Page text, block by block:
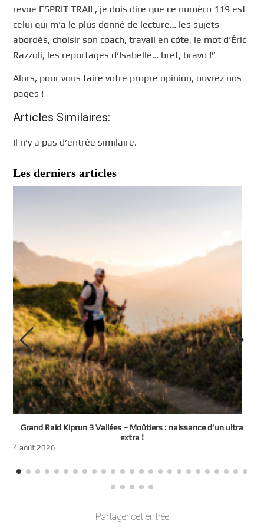
revue ESPRIT TRAIL, je dois dire que ce numéro 119 est
celui qui m’a le plus donné de lecture… les sujets
abordés, choisir son coach, travail en côte, le mot d’Éric
Razzoli, les reportages d’Isabelle… bref, bravo !”
Alors, pour vous faire votre propre opinion, ouvrez nos
pages !
Articles Similaires:
Il n’y a pas d’entrée similaire.
Les derniers articles
Grand Raid Kiprun 3 Vallées – Moûtiers : naissance d’un ultra
extra !
4 août 2026
Partager cet entrée